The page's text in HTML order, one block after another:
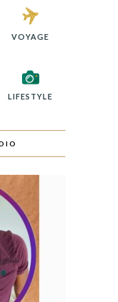
VOYAGE
LIFESTYLE